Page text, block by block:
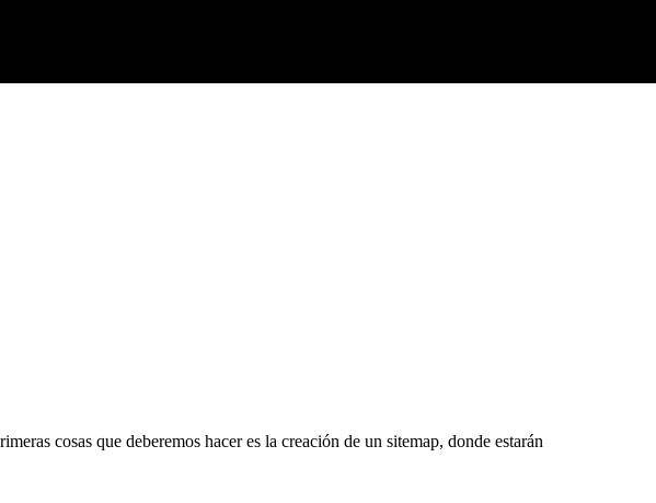
cosas que deberemos hacer es la creación de un sitemap, donde estarán